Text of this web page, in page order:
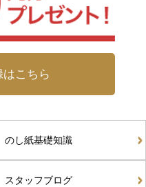
こちら
のし紙基礎知識
スタッフブログ